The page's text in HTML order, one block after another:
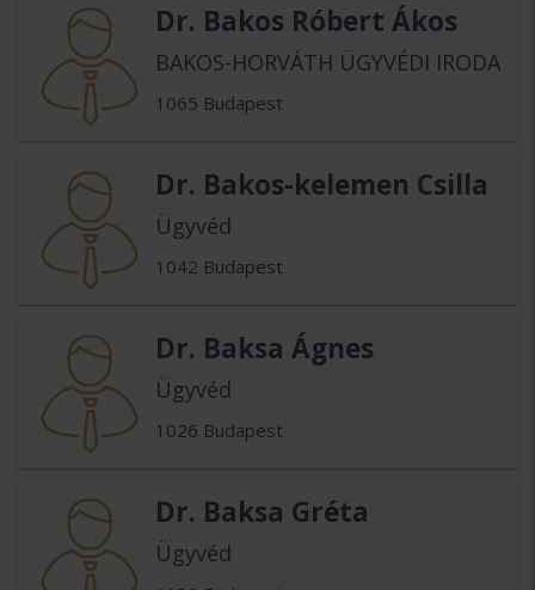
Dr. Bakos Róbert Ákos
BAKOS-HORVÁTH ÜGYVÉDI IRODA
1065 Budapest
Dr. Bakos-kelemen Csilla
Ügyvéd
1042 Budapest
Dr. Baksa Ágnes
Ügyvéd
1026 Budapest
Dr. Baksa Gréta
Ügyvéd